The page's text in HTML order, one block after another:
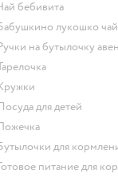
чай бебивита
бабушкино лукошко чай
ручки на бутылочку
тарелочка
кружки
посуда для детей
ложечка
бутылочки для
готовое питание для